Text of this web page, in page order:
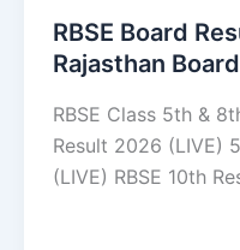
RBSE Board
Rajasthan
RBSE Class 5th &
Result 2026 (LIVE)
(LIVE) RBSE 10th